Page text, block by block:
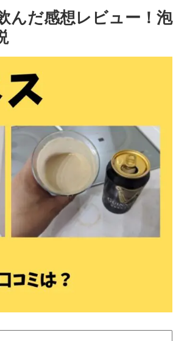
んだ感想レビュー！泡